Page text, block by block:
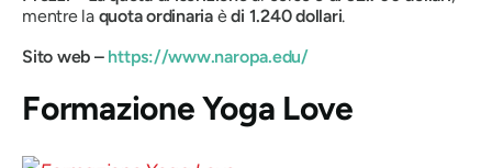
mentre laquota ordinaria èdi 1.240 dollari.
Sito web –https://www.naropa.edu/
Formazione Yoga Love